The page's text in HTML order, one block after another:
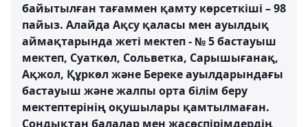
байытылған тағаммен қамту көрсеткіші – 98
пайыз. Алайда Ақсу қаласы мен ауылдық
аймақтарында жеті мектеп - № 5 бастауыш
мектеп, Суаткөл, Сольветка, Сарышығанақ,
Ақжол, Құркөл және Береке ауылдарындағы
бастауыш және жалпы орта білім беру
мектептерінің оқушылары қамтылмаған.
Сондықтан балалар мен жасөспірімдердің